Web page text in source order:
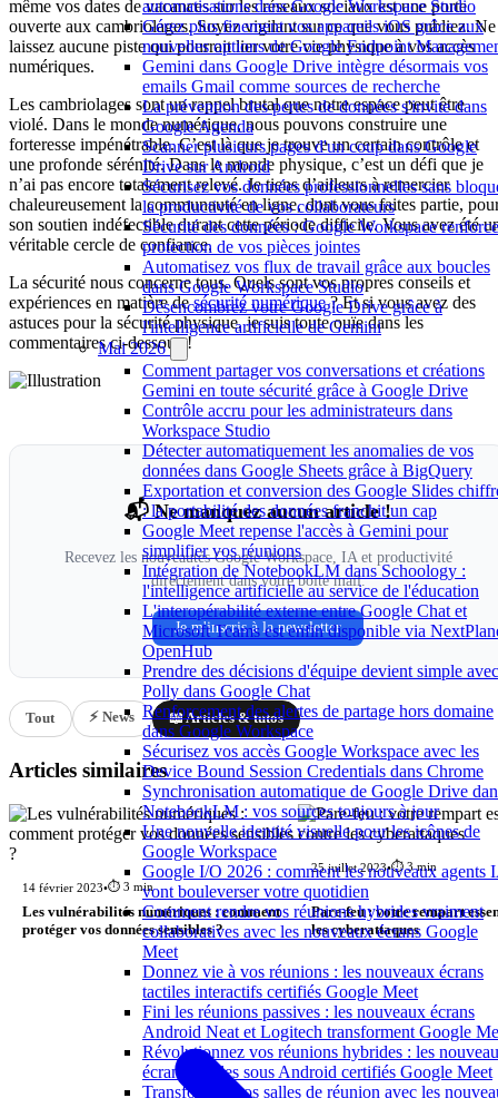
automatisations dans Google Workspace Studio
Gérez plus finement vos appareils iOS grâce aux
nouvelles options de Google Endpoint
Gemini dans Google Drive intègre désormais vos
emails Gmail comme sources de recherche
La prévention des pertes de données s'invite dans
Google Agenda
Scanner plusieurs pages d'un coup dans Google
Drive sur Android
Sécurisez vos données professionnelles sans
la productivité de vos collaborateurs
Sécurité des données : Google Workspace
protection de vos pièces jointes
Automatisez vos flux de travail grâce aux boucles
dans Google Workspace Studio
Désencombrez votre Google Drive grâce à
l'intelligence artificielle de Gemini
Mai 2026
Comment partager vos conversations et créations
Gemini en toute sécurité grâce à Google Drive
Contrôle accru pour les administrateurs dans
Workspace Studio
Détecter automatiquement les anomalies de vos
données dans Google Sheets grâce à BigQuery
Exportation et conversion des Google Slides
: la portabilité des données franchit un cap
Google Meet repense l'accès à Gemini pour
simplifier vos réunions
Intégration de NotebookLM dans Schoology :
l'intelligence artificielle au service de l'éducation
L'interopérabilité externe entre Google Chat et
Microsoft Teams est enfin disponible via
OpenHub
Prendre des décisions d'équipe devient simple avec
Polly dans Google Chat
Renforcement des alertes de partage hors domaine
dans Google Workspace
Sécurisez vos accès Google Workspace avec les
Device Bound Session Credentials dans Chrome
Synchronisation automatique de Google Drive
NotebookLM : vos sources toujours à jour
Une nouvelle identité visuelle pour les icônes de
Google Workspace
Google I/O 2026 : comment les nouveaux agents
vont bouleverser votre quotidien
Comment rendre vos réunions hybrides vraiment
collaboratives avec les nouveaux écrans Google
Meet
Donnez vie à vos réunions : les nouveaux écrans
tactiles interactifs certifiés Google Meet
Fini les réunions passives : les nouveaux écrans
Android Neat et Logitech transforment Google
Révolutionnez vos réunions hybrides : les
écrans tactiles sous Android certifiés Google Meet
Transformez vos salles de réunion avec les
même vos dates de vacances sur les réseaux sociaux est une porte
ouverte aux cambriolages. Soyez vigilant sur ce que vous publiez. Ne
laissez aucune piste qui pourrait lier votre vie physique à vos accès
numériques.
Les cambriolages sont un rappel brutal que notre espace peut être
violé. Dans le monde numérique, nous pouvons construire une
forteresse impénétrable. C’est là que je trouve un certain contrôle et
une profonde sérénité. Dans le monde physique, c’est un défi que je
n’ai pas encore totalement relevé. Je tiens d’ailleurs à remercier
chaleureusement la communauté en ligne, dont vous faites partie,
son soutien indéfectible durant cette période difficile. Vous avez été
véritable cercle de confiance.
La sécurité nous concerne tous. Quels sont vos propres conseils et
expériences en matière desécurité numérique? Et si vous avez des
astuces pour la sécurité physique, je suis toute ouïe dans les
commentaires ci-dessous !
📬 Ne manquez aucun article !
Recevez les nouveautés Google Workspace, IA et productivité
directement dans votre boîte mail.
Je m'inscris à la newsletter
Tout ⚡ News 📖 Articles & tutos
Articles similaires
14 février 2023•⏱️ 3 min
Les vulnérabilités numériques : comment
protéger vos données sensibles ?
25 juillet 2023•⏱️ 3 min
Pare-feu : votre rempart
les cyberattaques